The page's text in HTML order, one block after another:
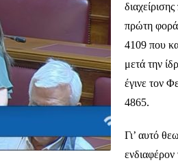
πρώτη φορά
4109 που
μετά την
έγινε τον
4865.
Γι’ αυτό